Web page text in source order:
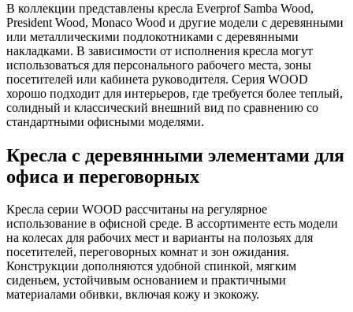
В коллекции представлены кресла Everprof Samba Wood,
President Wood, Monaco Wood и другие модели с деревянными
или металлическими подлокотниками с деревянными
накладками. В зависимости от исполнения кресла могут
использоваться для персонального рабочего места, зоны
посетителей или кабинета руководителя. Серия WOOD
хорошо подходит для интерьеров, где требуется более теплый,
солидный и классический внешний вид по сравнению со
стандартными офисными моделями.
Кресла с деревянными элементами для
офиса и переговорных
Кресла серии WOOD рассчитаны на регулярное
использование в офисной среде. В ассортименте есть модели
на колесах для рабочих мест и варианты на полозьях для
посетителей, переговорных комнат и зон ожидания.
Конструкции дополняются удобной спинкой, мягким
сиденьем, устойчивым основанием и практичными
материалами обивки, включая кожу и экокожу.